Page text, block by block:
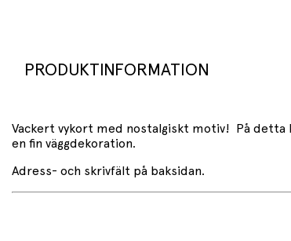
PRODUKTINFORMATION
Vackert vykort med nostalgiskt motiv! På detta
en fin väggdekoration.
Adress- och skrivfält på baksidan.